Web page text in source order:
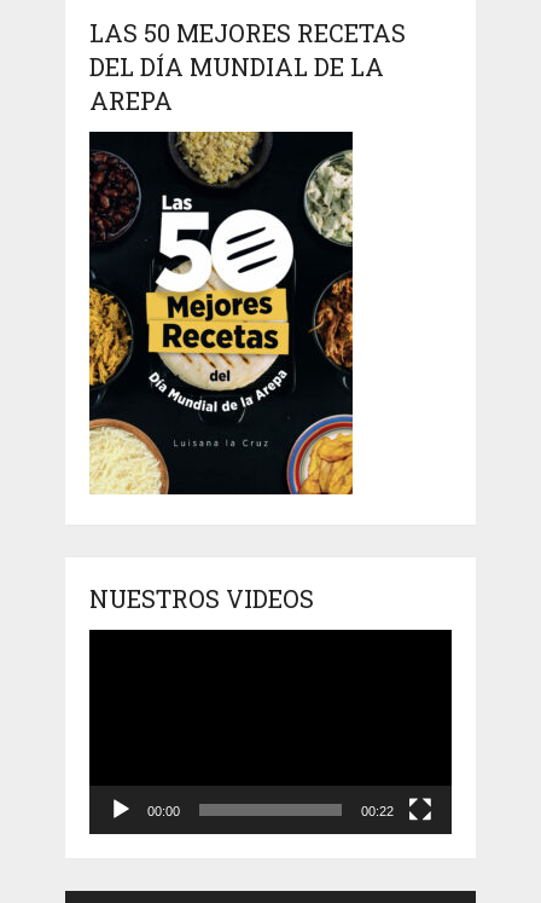
LAS 50 MEJORES RECETAS
DEL DÍA MUNDIAL DE LA
AREPA
NUESTROS VIDEOS
00:00 00:22